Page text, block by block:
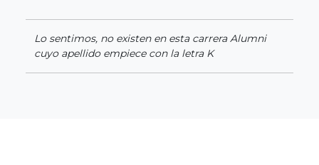
Lo sentimos, no existen en esta carrera Alumni
cuyo apellido empiece con la letra K